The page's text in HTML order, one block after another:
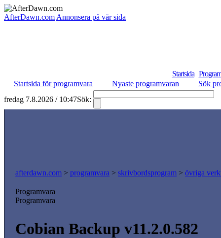
AfterDawn.com Annonsera på vår sida
Startsida
Startsida för programvara
Nyaste programvaran
Sök
fredag 7.8.2026 / 10:47Sök:
afterdawn.com > programvara > skrivbordsprogram > övriga
Programvara
Programvara
Cobian Backup v11.2.0.582